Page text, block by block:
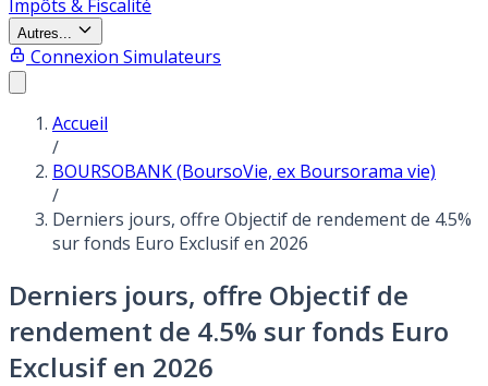
Impôts & Fiscalité
Autres...
Connexion Simulateurs
Accueil
/
BOURSOBANK (BoursoVie, ex Boursorama vie)
/
Derniers jours, offre Objectif de rendement de 4.5%
sur fonds Euro Exclusif en 2026
Derniers jours, offre Objectif de
rendement de 4.5% sur fonds Euro
Exclusif en 2026